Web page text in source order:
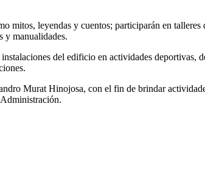
mitos, leyendas y cuentos; participarán en
y manualidades.
del edificio en actividades deportivas,
Murat Hinojosa, con el fin de brindar
Administración.